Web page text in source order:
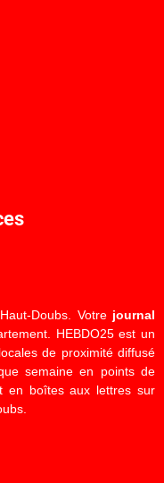
Doubs. Votre journal
HEBDO25 est un
de proximité diffusé
semaine en points de
en boîtes aux lettres sur